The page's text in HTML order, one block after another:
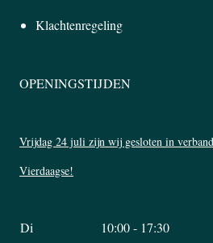
Klachtenregeling
OPENINGSTIJDEN
Vrijdag 24 juli zijn wij gesloten in
Vierdaagse!
Di
10:00 - 17:30